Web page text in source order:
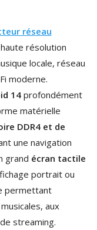
réseau
haute résolution
locale, réseau
moderne.
14profondément
matérielle
DDR4 et de
une navigation
grand écran tactile
portrait ou
permettant
aux
streaming.